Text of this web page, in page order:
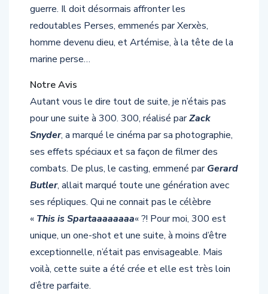
guerre. Il doit désormais affronter les
redoutables Perses, emmenés par Xerxès,
homme devenu dieu, et Artémise, à la tête de la
marine perse…
Notre Avis
Autant vous le dire tout de suite, je n’étais pas
pour une suite à 300. 300, réalisé parZack
Snyder, a marqué le cinéma par sa photographie,
ses effets spéciaux et sa façon de filmer des
combats. De plus, le casting, emmené parGerard
Butler, allait marqué toute une génération avec
ses répliques. Qui ne connait pas le célèbre
« This is Spartaaaaaaaa« ?! Pour moi, 300 est
unique, un one-shot et une suite, à moins d’être
exceptionnelle, n’était pas envisageable. Mais
voilà, cette suite a été crée et elle est très loin
d’être parfaite.